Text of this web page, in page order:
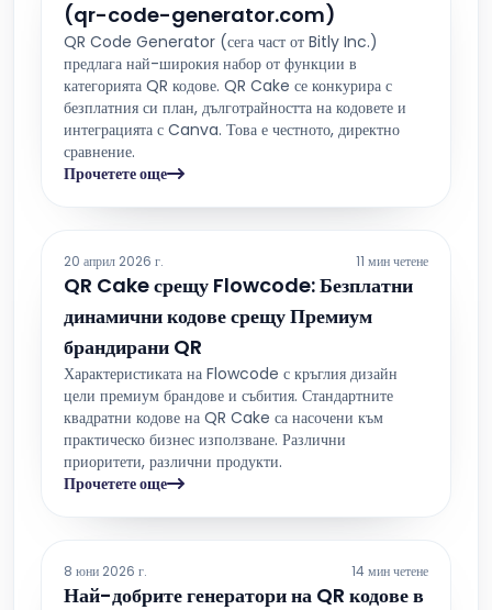
(qr-code-generator.com)
QR Code Generator (сега част от Bitly Inc.)
предлага най-широкия набор от функции в
категорията QR кодове. QR Cake се конкурира с
безплатния си план, дълготрайността на кодовете и
интеграцията с Canva. Това е честното, директно
сравнение.
Прочетете още
20 април 2026 г. 11 мин четене
QR Cake срещу Flowcode: Безплатни
динамични кодове срещу Премиум
брандирани QR
Характеристиката на Flowcode с кръглия дизайн
цели премиум брандове и събития. Стандартните
квадратни кодове на QR Cake са насочени към
практическо бизнес използване. Различни
приоритети, различни продукти.
Прочетете още
8 юни 2026 г. 14 мин четене
Най-добрите генератори на QR кодове в